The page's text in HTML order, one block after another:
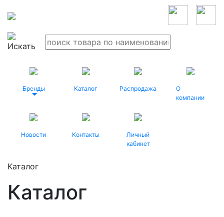
Бренды Каталог Распродажа
О
компании
Новости Контакты
Личный
кабинет
Каталог
Каталог